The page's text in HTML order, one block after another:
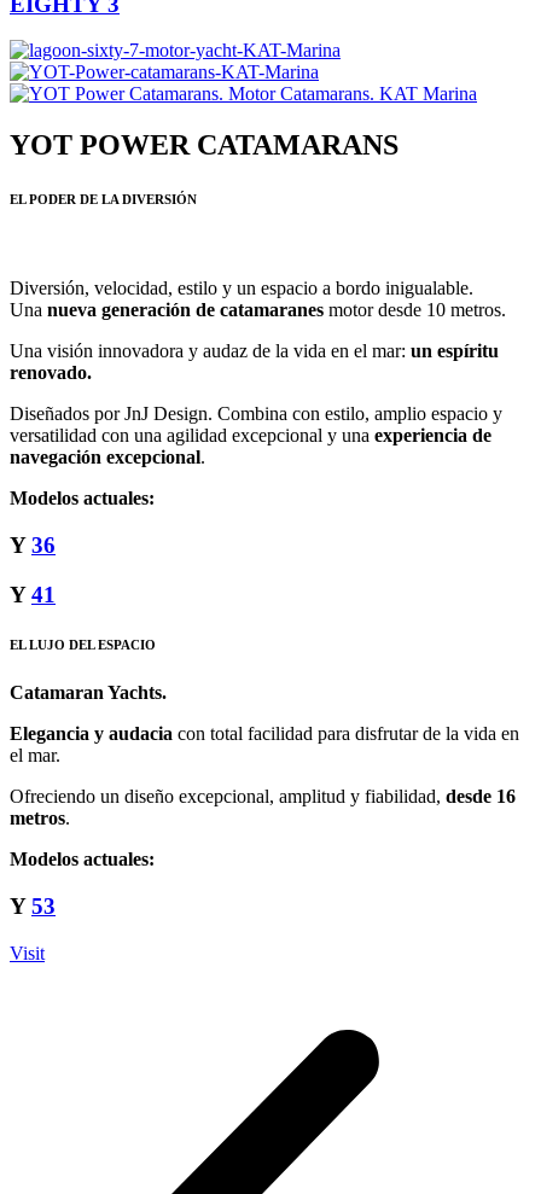
YOT POWER CATAMARANS
EL PODER DE LA DIVERSIÓN
Diversión, velocidad, estilo y un espacio a bordo inigualable.
Una nueva generación de catamaranes motor desde 10 metros.
Una visión innovadora y audaz de la vida en el mar: un espíritu
renovado.
Diseñados por JnJ Design. Combina con estilo, amplio espacio y
versatilidad con una agilidad excepcional y una experiencia de
navegación excepcional.
Modelos actuales:
Y36
Y41
EL LUJO DEL ESPACIO
Catamaran Yachts.
Elegancia y audacia con total facilidad para disfrutar de la vida en
el mar.
Ofreciendo un diseño excepcional, amplitud y fiabilidad, desde 16
metros.
Modelos actuales:
Y53
Visit